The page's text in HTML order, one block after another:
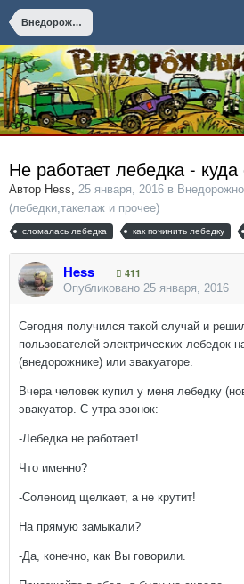
Внедорожное снаряжение (лебедки,такелаж и прочее)
Не работает лебедка - куда
Автор Hess, 25 января, 2016 в
(лебедки,такелаж и прочее)
сломалась лебедка как починить лебедку
Hess
411
Опубликовано 25 января, 2016
Сегодня получился такой случай и
пользователей электрических лебедок
(внедорожнике) или эвакуаторе.
Вчера человек купил у меня лебедку
эвакуатор. С утра звонок:
-Лебедка не работает!
Что именно?
-Соленоид щелкает, а не крутит!
На прямую замыкали?
-Да, конечно, как Вы говорили.